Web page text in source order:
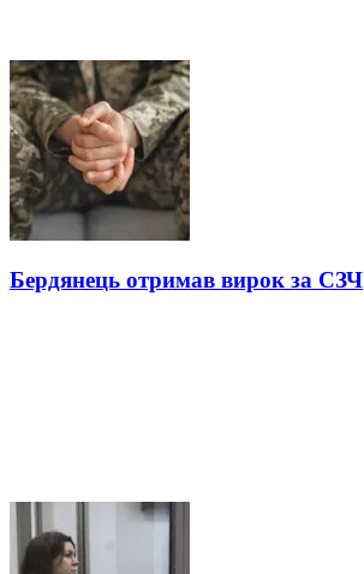
Бердянець отримав вирок за СЗЧ